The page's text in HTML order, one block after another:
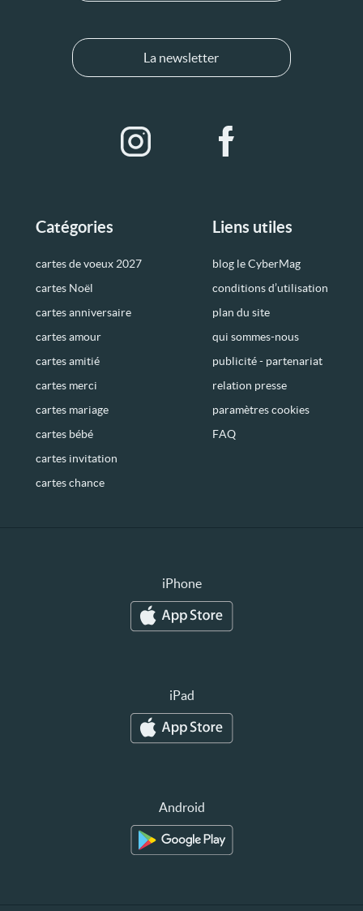
Catégories
cartes de voeux 2027
cartes Noël
cartes anniversaire
cartes amour
cartes amitié
cartes merci
cartes mariage
cartes bébé
cartes invitation
cartes chance
Liens utiles
blog le CyberMag
conditions d’utilisation
plan du site
qui sommes-nous
publicité - partenariat
relation presse
paramètres cookies
FAQ
La newsletter
iPhone
iPad
Android